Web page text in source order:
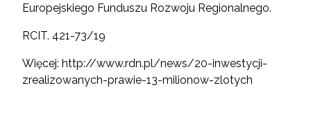
Europejskiego Funduszu Rozwoju Regionalnego.
RCIT. 421-73/19
Więcej: http://www.rdn.pl/news/20-inwestycji-
zrealizowanych-prawie-13-milionow-zlotych